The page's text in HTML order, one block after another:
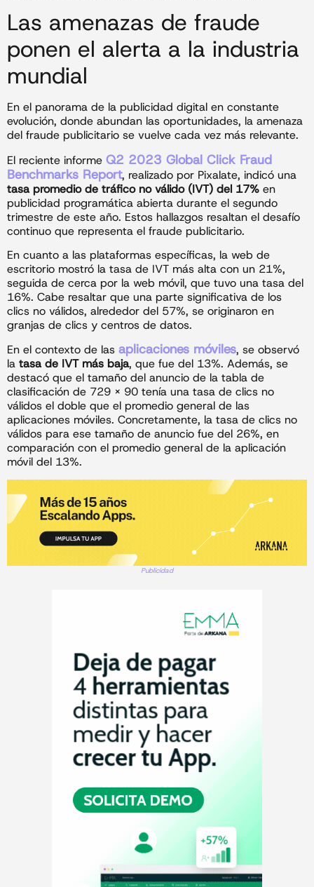
Las amenazas de fraude
ponen el alerta a la industria
mundial
En el panorama de la publicidad digital en constante
evolución, donde abundan las oportunidades, la amenaza
del fraude publicitario se vuelve cada vez más relevante.
El reciente informe Q2 2023 Global Click Fraud
Benchmarks Report, realizado por Pixalate, indicó una
tasa promedio de tráfico no válido (IVT) del 17% en
publicidad programática abierta durante el segundo
trimestre de este año. Estos hallazgos resaltan el desafío
continuo que representa el fraude publicitario.
En cuanto a las plataformas específicas, la web de
escritorio mostró la tasa de IVT más alta con un 21%,
seguida de cerca por la web móvil, que tuvo una tasa del
16%. Cabe resaltar que una parte significativa de los
clics no válidos, alrededor del 57%, se originaron en
granjas de clics y centros de datos.
En el contexto de las aplicaciones móviles, se observó
la tasa de IVT más baja, que fue del 13%. Además, se
destacó que el tamaño del anuncio de la tabla de
clasificación de 729 x 90 tenía una tasa de clics no
válidos el doble que el promedio general de las
aplicaciones móviles. Concretamente, la tasa de clics no
válidos para ese tamaño de anuncio fue del 26%, en
comparación con el promedio general de la aplicación
móvil del 13%.
Publicidad